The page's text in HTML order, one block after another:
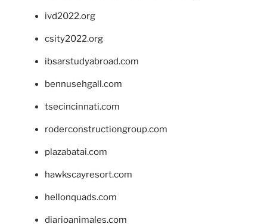
ivd2022.org
csity2022.org
ibsarstudyabroad.com
bennusehgall.com
tsecincinnati.com
roderconstructiongroup.com
plazabatai.com
hawkscayresort.com
hellonquads.com
diarioanimales.com